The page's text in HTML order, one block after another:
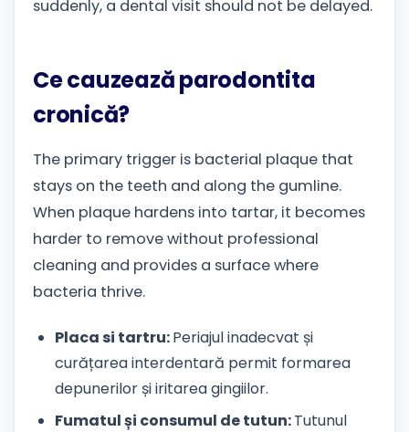
suddenly, a dental visit should not be delayed.
Ce cauzează parodontita
cronică?
The primary trigger is bacterial plaque that
stays on the teeth and along the gumline.
When plaque hardens into tartar, it becomes
harder to remove without professional
cleaning and provides a surface where
bacteria thrive.
Placa si tartru:Periajul inadecvat și
curățarea interdentară permit formarea
depunerilor și iritarea gingiilor.
Fumatul și consumul de tutun:Tutunul